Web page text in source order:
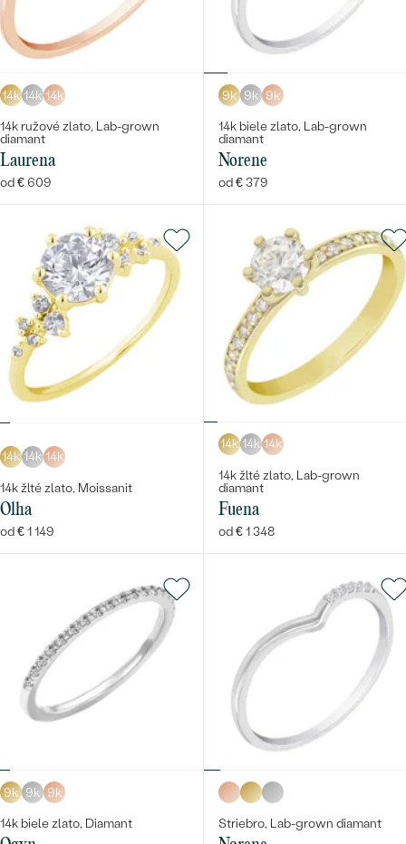
14k 14k 14k
14k ružové zlato, Lab-grown
diamant
Laurena
od € 609
9k 9k 9k
14k biele zlato, Lab-grown
diamant
Norene
od € 379
14k 14k 14k
14k žlté zlato, Moissanit
Olha
od € 1 149
14k 14k 14k
14k žlté zlato, Lab-grown
diamant
Fuena
od € 1 348
9k 9k 9k
14k biele zlato, Diamant Striebro, Lab-grown diamant